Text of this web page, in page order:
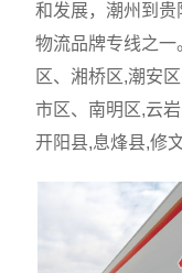
和发展，潮州到
物流品牌专线之
区、湘桥区,潮安
市区、南明区,云
开阳县,息烽县,修